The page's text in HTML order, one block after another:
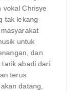
vokal Chrisye
tak lekang
untuk
dan
tarik abadi dari
terus
datang,